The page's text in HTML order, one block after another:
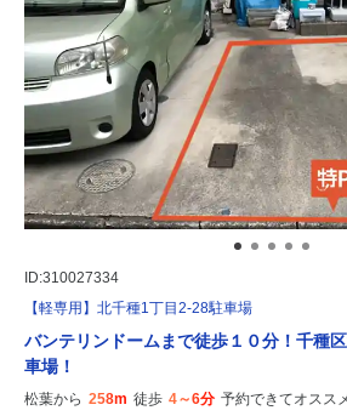
ID:310027334
【軽専用】北千種1丁目2-28駐車場
バンテリンドームまで徒歩１０分！千種
車場！
松葉から 258m 徒歩 4～6分 予約できてオスス